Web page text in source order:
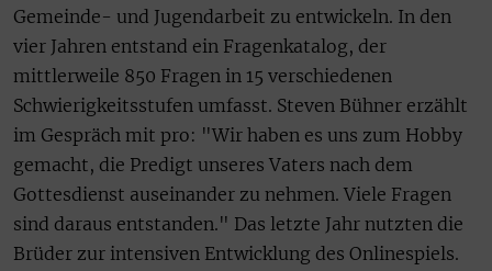
Gemeinde- und Jugendarbeit zu entwickeln. In den
vier Jahren entstand ein Fragenkatalog, der
mittlerweile 850 Fragen in 15 verschiedenen
Schwierigkeitsstufen umfasst. Steven Bühner erzählt
im Gespräch mit pro: "Wir haben es uns zum Hobby
gemacht, die Predigt unseres Vaters nach dem
Gottesdienst auseinander zu nehmen. Viele Fragen
sind daraus entstanden." Das letzte Jahr nutzten die
Brüder zur intensiven Entwicklung des Onlinespiels.